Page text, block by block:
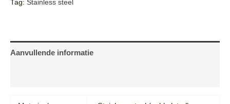
Tag: Stainless steel
Aanvullende informatie